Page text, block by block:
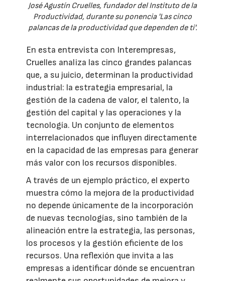
José Agustín Cruelles, fundador del Instituto de la
Productividad, durante su ponencia 'Las cinco
palancas de la productividad que dependen de ti'.
En esta entrevista con Interempresas,
Cruelles analiza las cinco grandes palancas
que, a su juicio, determinan la productividad
industrial: la estrategia empresarial, la
gestión de la cadena de valor, el talento, la
gestión del capital y las operaciones y la
tecnología. Un conjunto de elementos
interrelacionados que influyen directamente
en la capacidad de las empresas para generar
más valor con los recursos disponibles.
A través de un ejemplo práctico, el experto
muestra cómo la mejora de la productividad
no depende únicamente de la incorporación
de nuevas tecnologías, sino también de la
alineación entre la estrategia, las personas,
los procesos y la gestión eficiente de los
recursos. Una reflexión que invita a las
empresas a identificar dónde se encuentran